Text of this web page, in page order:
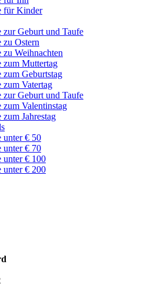
für Kinder
zur Geburt und Taufe
zu Ostern
zu Weihnachten
zum Muttertag
zum Geburtstag
zum Vatertag
zur Geburt und Taufe
zum Valentinstag
zum Jahrestag
unter € 50
unter € 70
unter € 100
unter € 200